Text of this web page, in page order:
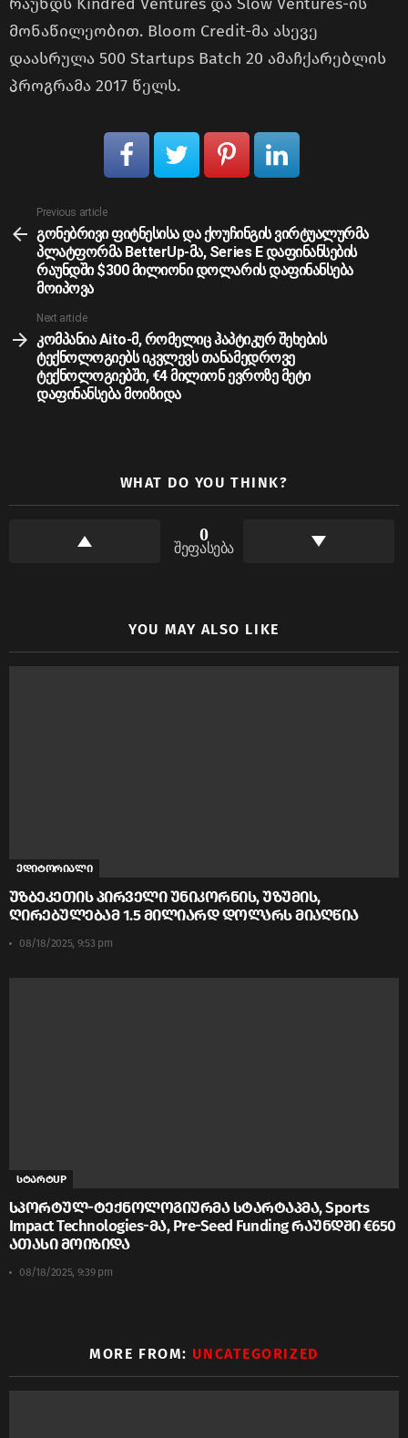
მონაწილეობით. Bloom Credit-მა ასევე
დაასრულა 500 Startups Batch 20 ამაჩქარებლის
პროგრამა 2017 წელს.
more
Previous article
გონებრივი ფიტნესისა და ქოუჩინგის ვირტუალურმა
პლატფორმა BetterUp-მა, Series E დაფინანსების
რაუნდში $300 მილიონი დოლარის დაფინანსება
მოიპოვა
Next article
კომპანია Aito-მ, რომელიც ჰაპტიკურ შეხების
ტექნოლოგიებს იკვლევს თანამედროვე
ტექნოლოგიებში, €4 მილიონ ევროზე მეტი
დაფინანსება მოიზიდა
WHAT DO YOU THINK?
0
შეფასება
YOU MAY ALSO LIKE
ედიტორიალი
უზბეკეთის პირველი უნიკორნის, უზუმის,
ღირებულებამ 1.5 მილიარდ დოლარს მიაღწია
08/18/2025, 9:53 pm
სტარტUP
სპორტულ-ტექნოლოგიურმა სტარტაპმა, Sports
Impact Technologies-მა, Pre-Seed Funding რაუნდში €650
ათასი მოიზიდა
08/18/2025, 9:39 pm
MORE FROM: UNCATEGORIZED